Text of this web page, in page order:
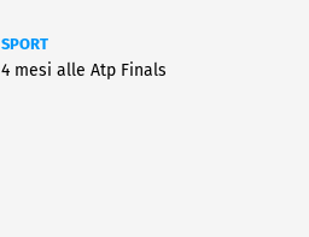
SPORT
4 mesi alle Atp Finals